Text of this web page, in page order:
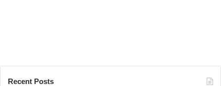
Recent Posts